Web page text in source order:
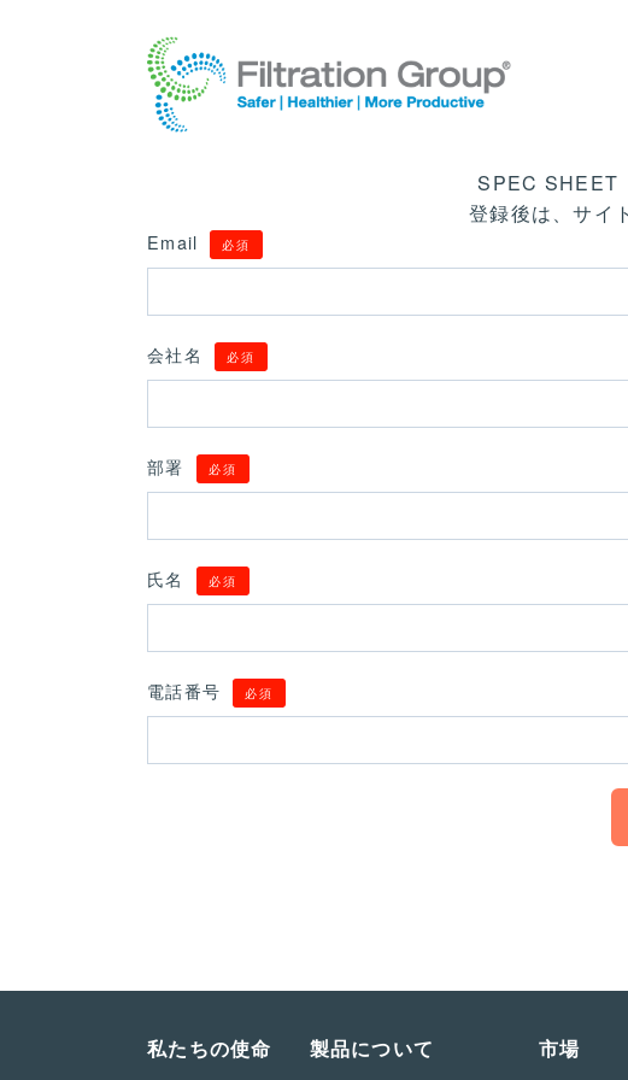
SPEC SHEET
登録後は、サイ
Email 必須
会社名 必須
部署 必須
氏名 必須
電話番号 必須
私たちの使命 製品について 市場